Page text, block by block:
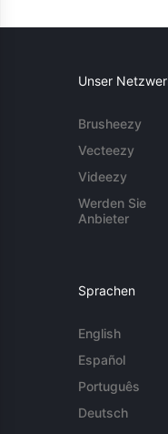
Unser
Brusheezy
Vecteezy
Videezy
Werden Sie
Anbieter
Sprachen
English
Español
Português
Deutsch